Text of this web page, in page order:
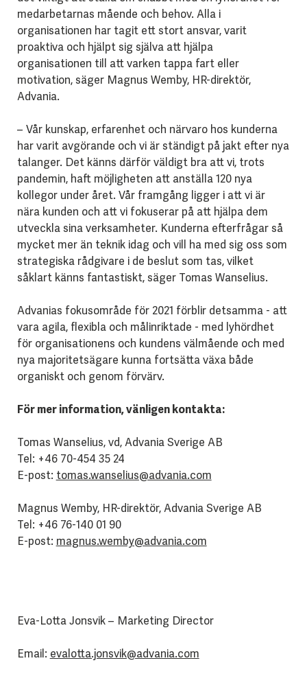
medarbetarnas mående och behov. Alla i
organisationen har tagit ett stort ansvar, varit
proaktiva och hjälpt sig själva att hjälpa
organisationen till att varken tappa fart eller
motivation, säger Magnus Wemby, HR-direktör,
Advania.
– Vår kunskap, erfarenhet och närvaro hos kunderna
har varit avgörande och vi är ständigt på jakt efter nya
talanger. Det känns därför väldigt bra att vi, trots
pandemin, haft möjligheten att anställa 120 nya
kollegor under året. Vår framgång ligger i att vi är
nära kunden och att vi fokuserar på att hjälpa dem
utveckla sina verksamheter. Kunderna efterfrågar så
mycket mer än teknik idag och vill ha med sig oss som
strategiska rådgivare i de beslut som tas, vilket
såklart känns fantastiskt, säger Tomas Wanselius.
Advanias fokusområde för 2021 förblir detsamma - att
vara agila, flexibla och målinriktade - med lyhördhet
för organisationens och kundens välmående och med
nya majoritetsägare kunna fortsätta växa både
organiskt och genom förvärv.
För mer information, vänligen kontakta:
Tomas Wanselius, vd, Advania Sverige AB
Tel: +46 70-454 35 24
E-post: tomas.wanselius@advania.com
Magnus Wemby, HR-direktör, Advania Sverige AB
Tel: +46 76-140 01 90
E-post: magnus.wemby@advania.com
Eva-Lotta Jonsvik – Marketing Director
Email: evalotta.jonsvik@advania.com